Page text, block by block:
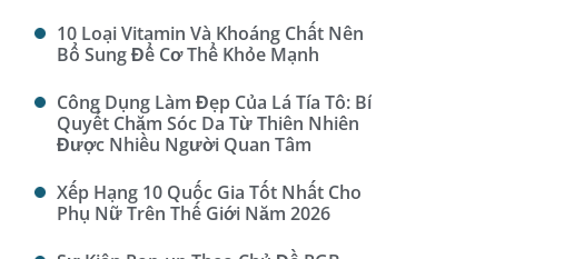
10 Loại Vitamin Và Khoáng Chất Nên
Bổ Sung Để Cơ Thể Khỏe Mạnh
Công Dụng Làm Đẹp Của Lá Tía Tô: Bí
Quyết Chăm Sóc Da Từ Thiên Nhiên
Được Nhiều Người Quan Tâm
Xếp Hạng 10 Quốc Gia Tốt Nhất Cho
Phụ Nữ Trên Thế Giới Năm 2026